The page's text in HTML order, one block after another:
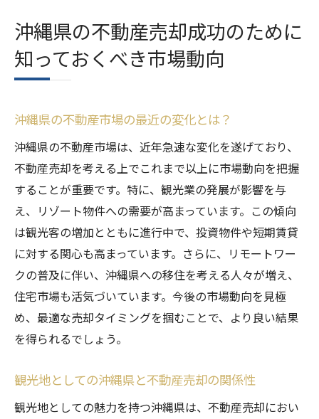
沖縄県における住宅需要の高まりとその背
景
市場動向を把握するための信頼できる情報
沖縄県の不動産市場動向から導く売却のタ
イミング
不動産売却沖縄県での賢い価格設定の方法とは
沖縄県の市場価値を正確に把握する方法
適切な査定を受けるためのポイント
競合物件の分析による価格設定のコツ
沖縄県の地域特性を考慮した価格の決め方
交渉力を高めるための価格設定戦略
市場価格と売却価格のバランスを考える
信頼できる不動産会社選び沖縄県での重要なポ
沖縄県での不動産会社選びで重視すべき点
成功事例から学ぶ不動産会社の選び方
沖縄県の不動産売却成功のために
知っておくべき市場動向
沖縄県の不動産市場の最近の変化とは？
沖縄県の不動産市場は、近年急速な変化を遂げており、
不動産売却を考える上でこれまで以上に市場動向を把握
することが重要です。特に、観光業の発展が影響を与
え、リゾート物件への需要が高まっています。この傾向
は観光客の増加とともに進行中で、投資物件や短期賃貸
に対する関心も高まっています。さらに、リモートワー
クの普及に伴い、沖縄県への移住を考える人々が増え、
住宅市場も活気づいています。今後の市場動向を見極
め、最適な売却タイミングを掴むことで、より良い結果
を得られるでしょう。
観光地としての沖縄県と不動産売却の関係性
観光地としての魅力を持つ沖縄県は、不動産売却におい